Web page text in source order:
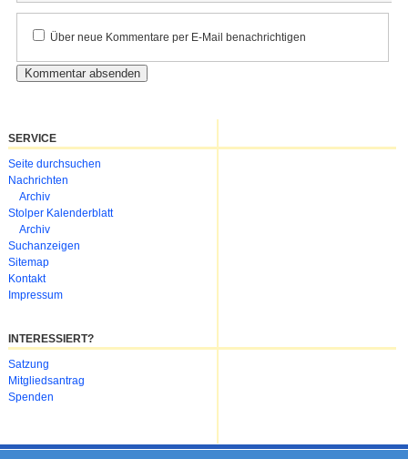
Kommentar
Über neue Kommentare per E-Mail benachrichtigen
SERVICE
Navigation
überspringen
Seite durchsuchen
Nachrichten
Archiv
Stolper Kalenderblatt
Archiv
Suchanzeigen
Sitemap
Kontakt
Impressum
INTERESSIERT?
Navigation
überspringen
Satzung
Mitgliedsantrag
Spenden